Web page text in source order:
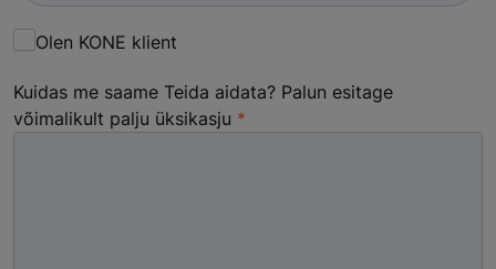
Olen KONE klient
Kuidas me saame Teida aidata? Palun esitage
võimalikult palju üksikasju